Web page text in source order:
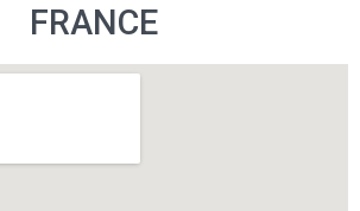
FRANCE